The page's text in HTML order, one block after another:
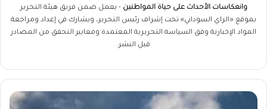
وانعكاسات الأحداث على حياة المواطنين - يعمل ضمن فريق هيئة التحرير
بموقع «الراي السوداني» تحت إشراف رئيس التحرير، ويشارك في إعداد ومراجعة
المواد الإخبارية وفق السياسة التحريرية المعتمدة ومعايير التحقق من المصادر
قبل النشر.
عاجل..